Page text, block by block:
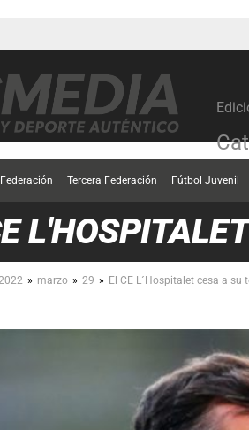
Tercera Federación Fútbol Juvenil
L'HOSPITALET
» marzo » 29 » El CE L´Hospitalet cesa a